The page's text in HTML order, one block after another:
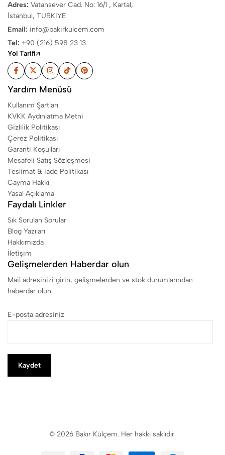
Adres: Vatansever Cad. No: 16/1 , Kartal,
İstanbul, TURKIYE
Email: info@bakirkulcem.com
Tel: +90 (216) 598 23 13
Yol Tarifi
Yardım Menüsü
Kullanım Şartları
KVKK Aydınlatma Metni
Gizlilik Politikası
Çerez Politikası
Garanti Koşulları
Mesafeli Satış Sözleşmesi
Teslimat & İade Politikası
Cayma Hakkı
Yasal Açıklama
Faydalı Linkler
Sık Sorulan Sorular
Blog Yazıları
Hakkımızda
İletişim
Gelişmelerden Haberdar olun
Mail adresinizi girin, gelişmelerden ve stok durumlarından
haberdar olun.
E-posta adresiniz
© 2026 Bakır Külçem. Her hakkı saklıdır.